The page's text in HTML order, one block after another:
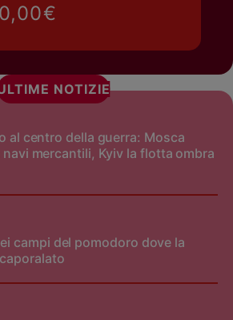
NOTIZIE
al centro della guerra: Mosca
navi mercantili, Kyiv la flotta ombra
campi del pomodoro dove la